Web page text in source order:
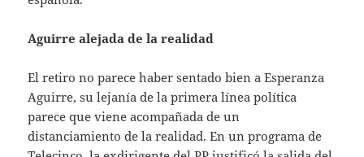
Aguirre alejada de la realidad
El retiro no parece haber sentado bien a Esperanza
Aguirre, su lejanía de la primera línea política
parece que viene acompañada de un
distanciamiento de la realidad. En un programa de